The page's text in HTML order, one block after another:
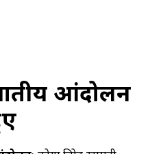
आंदोलन